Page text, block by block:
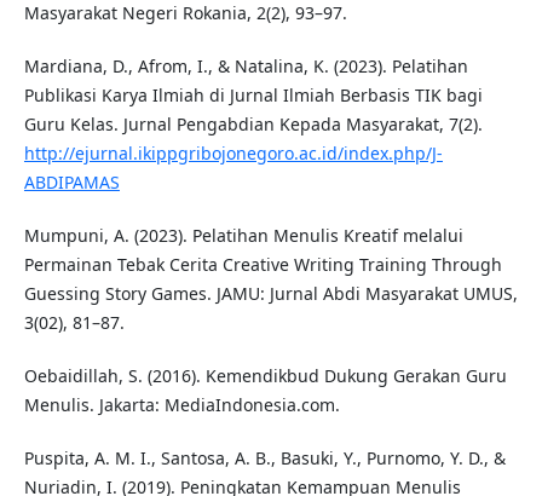
Masyarakat Negeri Rokania, 2(2), 93–97.
Mardiana, D., Afrom, I., & Natalina, K. (2023). Pelatihan
Publikasi Karya Ilmiah di Jurnal Ilmiah Berbasis TIK bagi
Guru Kelas. Jurnal Pengabdian Kepada Masyarakat, 7(2).
http://ejurnal.ikippgribojonegoro.ac.id/index.php/J-
ABDIPAMAS
Mumpuni, A. (2023). Pelatihan Menulis Kreatif melalui
Permainan Tebak Cerita Creative Writing Training Through
Guessing Story Games. JAMU: Jurnal Abdi Masyarakat UMUS,
3(02), 81–87.
Oebaidillah, S. (2016). Kemendikbud Dukung Gerakan Guru
Menulis. Jakarta: MediaIndonesia.com.
Puspita, A. M. I., Santosa, A. B., Basuki, Y., Purnomo, Y. D., &
Nuriadin, I. (2019). Peningkatan Kemampuan Menulis